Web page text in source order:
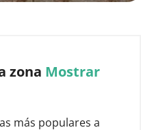
zona Mostrar
más populares a